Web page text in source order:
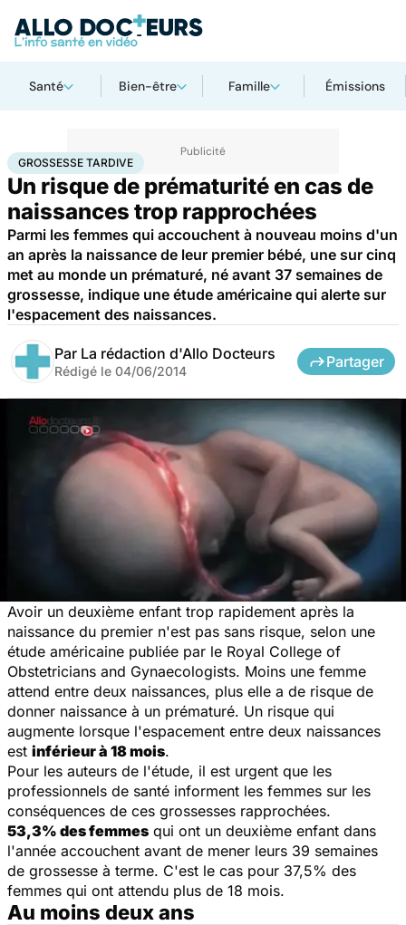
Santé Bien-être Famille Émissions
AccueilFamilleGrossesseGrossesse tardive
GROSSESSE TARDIVE
Un risque de prématurité en cas de
naissances trop rapprochées
Parmi les femmes qui accouchent à nouveau moins d'un
an après la naissance de leur premier bébé, une sur cinq
met au monde un prématuré, né avant 37 semaines de
grossesse, indique une étude américaine qui alerte sur
l'espacement des naissances.
Par La rédaction d'Allo Docteurs
Rédigé le 04/06/2014
Partager
Avoir un deuxième enfant trop rapidement après la
naissance du premier n'est pas sans risque, selon une
étude américaine publiée par le Royal College of
Obstetricians and Gynaecologists. Moins une femme
attend entre deux naissances, plus elle a de risque de
donner naissance à un prématuré. Un risque qui
augmente lorsque l'espacement entre deux naissances
est inférieur à 18 mois.
Pour les auteurs de l'étude, il est urgent que les
professionnels de santé informent les femmes sur les
conséquences de ces grossesses rapprochées.
53,3% des femmes qui ont un deuxième enfant dans
l'année accouchent avant de mener leurs 39 semaines
de grossesse à terme. C'est le cas pour 37,5% des
femmes qui ont attendu plus de 18 mois.
Au moins deux ans